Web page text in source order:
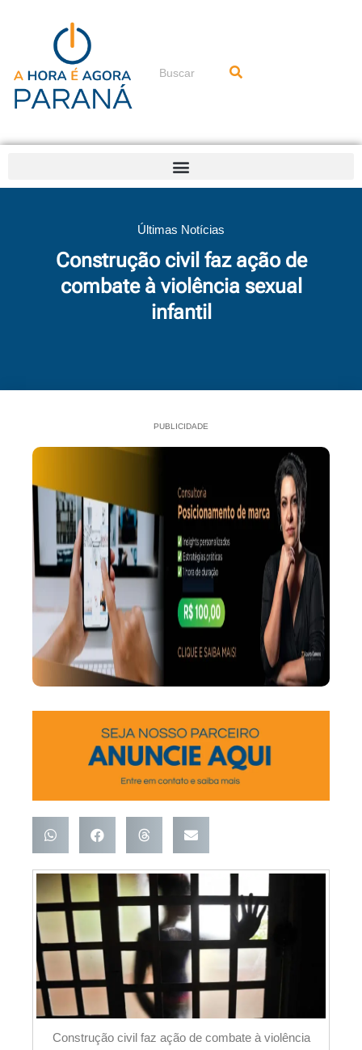
conteúdo
Pesquisar
Últimas Notícias
Construção civil faz ação de
combate à violência sexual
infantil
PUBLICIDADE
Construção civil faz ação de combate à violência